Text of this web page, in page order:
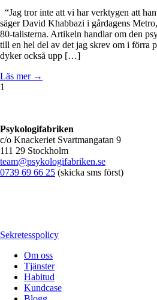
“Jag tror inte att vi har verktygen att
säger David Khabbazi i gårdagens
80-talisterna. Artikeln handlar om den
till en hel del av det jag skrev om i förra
dyker också upp […]
Läs mer →
1
Psykologifabriken
c/o Knackeriet Svartmangatan 9
111 29 Stockholm
team@psykologifabriken.se
0739 69 66 25 (skicka sms först)
Sekretesspolicy
Om oss
Tjänster
Habitud
Kundcase